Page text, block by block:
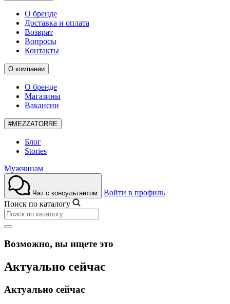
О бренде
Доставка и оплата
Возврат
Вопросы
Контакты
О компании
О бренде
Магазины
Вакансии
#MEZZATORRE
Блог
Stories
Мужчинам
Чат с консультантом
Войти в профиль
Поиск по каталогу
Возможно, вы ищете это
Актуально сейчас
Актуально сейчас